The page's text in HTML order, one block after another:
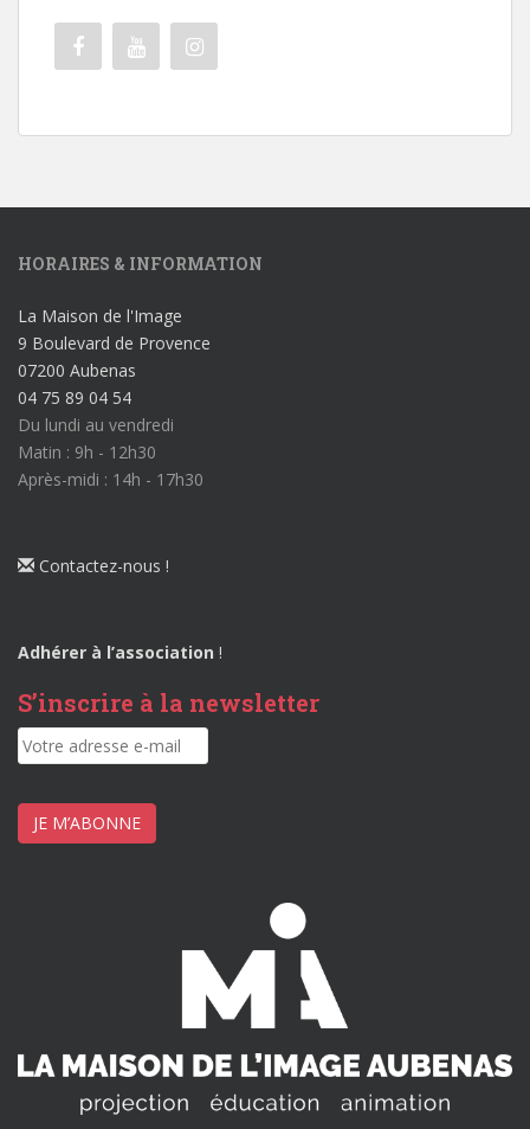
HORAIRES & INFORMATION
La Maison de l'Image
9 Boulevard de Provence
07200 Aubenas
04 75 89 04 54
Du lundi au vendredi
Matin : 9h - 12h30
Après-midi : 14h - 17h30
Contactez-nous !
Adhérer à l’association !
S’inscrire à la newsletter
JE M’ABONNE